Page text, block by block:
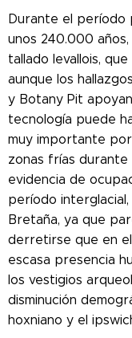
Durante el período
unos 240.000
tallado levallois,
aunque los
y Botany Pit
tecnología puede
muy importante
zonas frías durante
evidencia de
período interglacial,
Bretaña, ya que
derretirse que en
escasa presencia
los vestigios
disminución
hoxniano y el